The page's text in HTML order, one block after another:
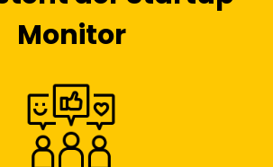
Monitor